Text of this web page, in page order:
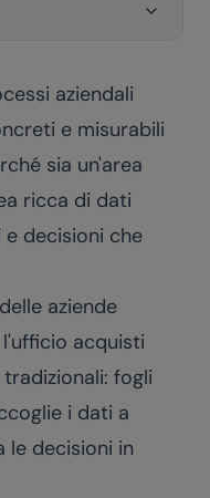
aziendali
e misurabili
sia un'area
ricca di dati
decisioni che
aziende
acquisti
fogli
i dati a
le decisioni in